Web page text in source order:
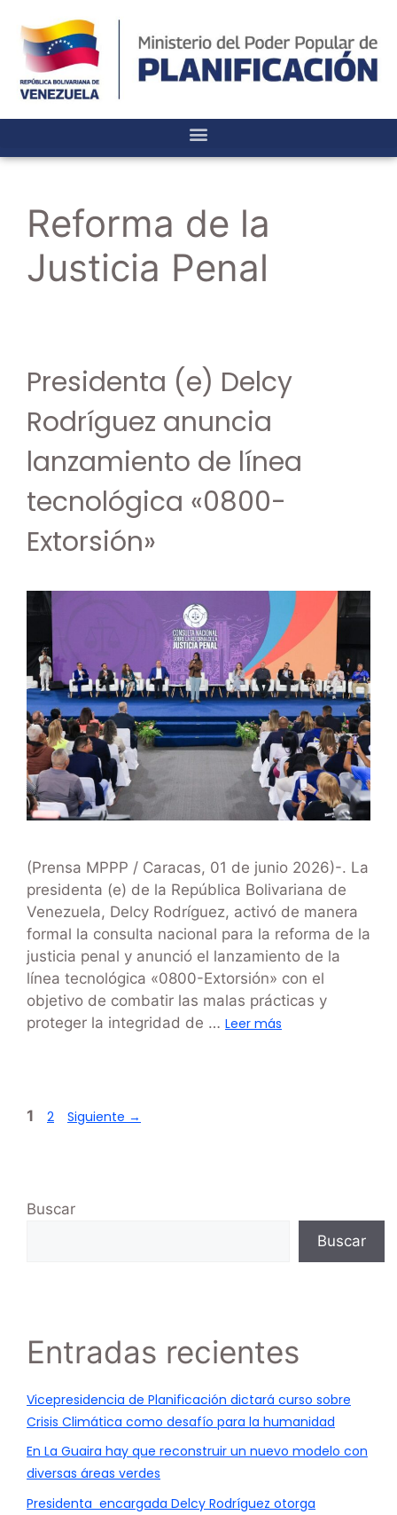
Reforma de la
Justicia Penal
Presidenta (e) Delcy
Rodríguez anuncia
lanzamiento de línea
tecnológica «0800-
Extorsión»
(Prensa MPPP / Caracas, 01 de junio 2026)-. La
presidenta (e) de la República Bolivariana de
Venezuela, Delcy Rodríguez, activó de manera
formal la consulta nacional para la reforma de la
justicia penal y anunció el lanzamiento de la
línea tecnológica «0800-Extorsión» con el
objetivo de combatir las malas prácticas y
proteger la integridad de … Leer más
1 2 Siguiente →
Buscar
Buscar
Entradas recientes
Vicepresidencia de Planificación dictará curso sobre
Crisis Climática como desafío para la humanidad
En La Guaira hay que reconstruir un nuevo modelo con
diversas áreas verdes
Presidenta encargada Delcy Rodríguez otorga